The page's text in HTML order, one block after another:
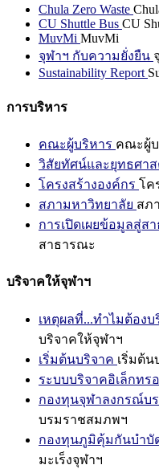
Chula Zero Waste
CU Shuttle Bus CU
MuvMi MuvMi
จุฬาฯ กับความยั่งยืน
Sustainability Report
การบริหาร
คณะผู้บริหาร คณะผู้
วิสัยทัศน์และยุทธศาส
โครงสร้างองค์กร โค
สภามหาวิทยาลัย สภ
การเปิดเผยข้อมูลสู่ส
สาธารณะ
บริจาคให้จุฬาฯ
เหตุผลที่...ทำไมต้อง
บริจาคให้จุฬาฯ
เริ่มต้นบริจาค เริ่มต้น
ระบบบริจาคอิเล็กทร
กองทุนจุฬาลงกรณ์บ
บรมราชสมภพฯ
กองทุนภูมิคุ้มกันบำบั
มะเร็งจุฬาฯ